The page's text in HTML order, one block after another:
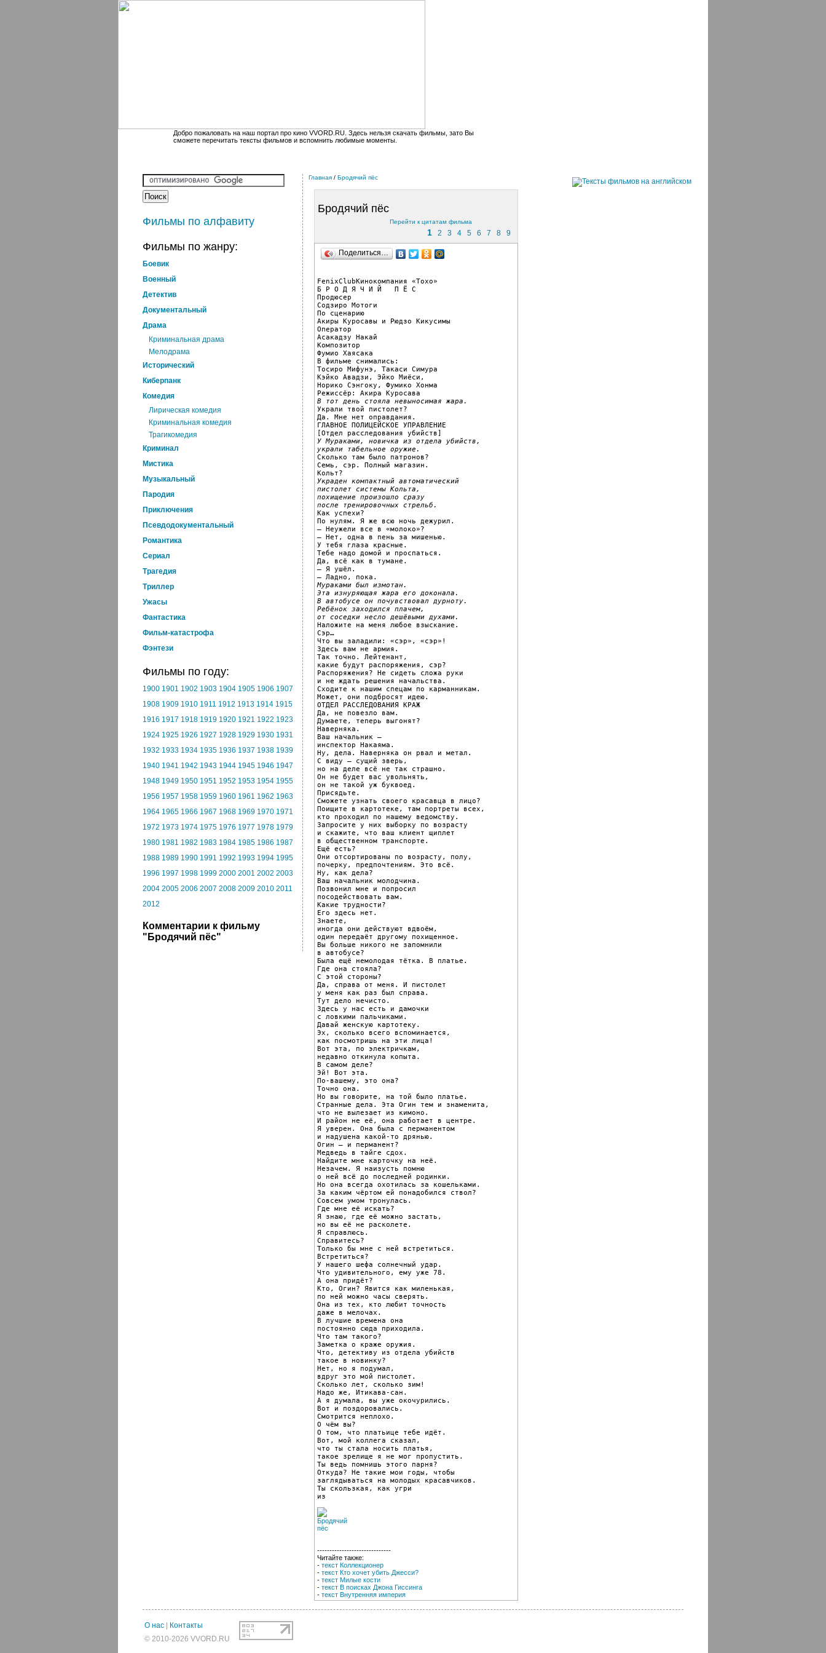
Добро пожаловать на наш портал про кино VVORD.RU. Здесь нельзя скачать фильмы, зато Вы
сможете перечитать тексты фильмов и вспомнить любимые моменты.
Фильмы по алфавиту
Фильмы по жанру:
Боевик
Военный
Детектив
Документальный
Драма
Криминальная драма
Мелодрама
Исторический
Киберпанк
Комедия
Лирическая комедия
Криминальная комедия
Трагикомедия
Криминал
Мистика
Музыкальный
Пародия
Приключения
Псевдодокументальный
Романтика
Cериал
Трагедия
Триллер
Ужасы
Фантастика
Фильм-катастрофа
Фэнтези
Фильмы по году:
1900 1901 1902 1903 1904 1905 1906 1907
1908 1909 1910 1911 1912 1913 1914 1915
1916 1917 1918 1919 1920 1921 1922 1923
1924 1925 1926 1927 1928 1929 1930 1931
1932 1933 1934 1935 1936 1937 1938 1939
1940 1941 1942 1943 1944 1945 1946 1947
1948 1949 1950 1951 1952 1953 1954 1955
1956 1957 1958 1959 1960 1961 1962 1963
1964 1965 1966 1967 1968 1969 1970 1971
1972 1973 1974 1975 1976 1977 1978 1979
1980 1981 1982 1983 1984 1985 1986 1987
1988 1989 1990 1991 1992 1993 1994 1995
1996 1997 1998 1999 2000 2001 2002 2003
2004 2005 2006 2007 2008 2009 2010 2011
2012
Комментарии к фильму
"Бродячий пёс"
Главная / Бродячий пёс
Бродячий пёс
Перейти к цитатам фильма
1 2 3 4 5 6 7 8 9
Поделиться…
FenixClubКинокомпания «Тохо»
Б Р О Д Я Ч И Й   П Ё С
Продюсер
Содзиро Мотоги
По сценарию
Акиры Куросавы и Рюдзо Кикусимы
Оператор
Асакадзу Накай
Композитор
Фумио Хаясака
В фильме снимались:
Тосиро Мифунэ, Такаси Симура
Кэйко Авадзи, Эйко Миёси,
Норико Сэнгоку, Фумико Хонма
В тот день стояла невыносимая жара.
Украли твой пистолет?
Да. Мне нет оправдания.
ГЛАВНОЕ ПОЛИЦЕЙСКОЕ УПРАВЛЕНИЕ
У Мураками, новичка из отдела убийств,
украли табельное оружие.
Сколько там было патронов?
Семь, сэр. Полный магазин.
Украден компактный автоматический
пистолет системы Кольта,
похищение произошло сразу
после тренировочных стрельб.
Как успехи?
По нулям. Я же всю ночь дежурил.
– Неужели все в «молоко»?
– Нет, одна в пень за мишенью.
У тебя глаза красные.
Тебе надо домой и проспаться.
Да, всё как в тумане.
– Я ушёл.
Мураками был измотан.
Эта изнуряющая жара его доконала.
В автобусе он почувствовал дурноту.
Ребёнок заходился плачем,
от соседки несло дешёвыми духами.
Наложите на меня любое взыскание.
Сэр…
Что вы заладили: «сэр», «сэр»!
Здесь вам не армия.
Так точно. Лейтенант,
какие будут распоряжения, сэр?
Распоряжения? Не сидеть сложа руки
и не ждать решения начальства.
Сходите к нашим спецам по карманникам.
Может, они подбросят идею.
ОТДЕЛ РАССЛЕДОВАНИЯ КРАЖ
Да, не повезло вам.
Думаете, теперь выгонят?
Наверняка.
Ваш начальник –
инспектор Накаяма.
Ну, дела. Наверняка он рвал и метал.
С виду – сущий зверь,
но на деле всё не так страшно.
Он не будет вас увольнять,
он не такой уж буквоед.
Присядьте.
Сможете узнать своего красавца в лицо?
Поищите в картотеке, там портреты всех,
кто проходил по нашему ведомству.
Запросите у них выборку по возрасту
и скажите, что ваш клиент щиплет
в общественном транспорте.
Ещё есть?
Они отсортированы по возрасту, полу,
почерку, предпочтениям. Это всё.
Ну, как дела?
Ваш начальник молодчина.
Позвонил мне и попросил
посодействовать вам.
Какие трудности?
Его здесь нет.
Знаете,
иногда они действуют вдвоём,
один передаёт другому похищенное.
Вы больше никого не запомнили
в автобусе?
Была ещё немолодая тётка. В платье.
Где она стояла?
С этой стороны?
Да, справа от меня. И пистолет
у меня как раз был справа.
Тут дело нечисто.
Здесь у нас есть и дамочки
с ловкими пальчиками.
Давай женскую картотеку.
Эх, сколько всего вспоминается,
как посмотришь на эти лица!
Вот эта, по электричкам,
недавно откинула копыта.
В самом деле?
Эй! Вот эта.
По-вашему, это она?
Точно она.
Но вы говорите, на той было платье.
Странные дела. Эта Огин тем и знаменита,
что не вылезает из кимоно.
И район не её, она работает в центре.
Я уверен. Она была с перманентом
и надушена какой-то дрянью.
Огин – и перманент?
Медведь в тайге сдох.
Найдите мне карточку на неё.
Незачем. Я наизусть помню
о ней всё до последней родинки.
Но она всегда охотилась за кошельками.
За каким чёртом ей понадобился ствол?
Совсем умом тронулась.
Где мне её искать?
Я знаю, где её можно застать,
но вы её не расколете.
Я справлюсь.
Справитесь?
Только бы мне с ней встретиться.
Встретиться?
У нашего шефа солнечный удар.
Что удивительного, ему уже 78.
А она придёт?
Кто, Огин? Явится как миленькая,
по ней можно часы сверять.
Она из тех, кто любит точность
даже в мелочах.
В лучшие времена она
постоянно сюда приходила.
Что там такого?
Заметка о краже оружия.
Что, детективу из отдела убийств
такое в новинку?
Нет, но я подумал,
вдруг это мой пистолет.
Сколько лет, сколько зим!
Надо же, Итикава-сан.
А я думала, вы уже окочурились.
Вот и поздоровались.
Смотрится неплохо.
О чём вы?
О том, что платьице тебе идёт.
Вот, мой коллега сказал,
что ты стала носить платья,
такое зрелище я не мог пропустить.
Ты ведь помнишь этого парня?
Откуда? Не такие мои годы, чтобы
заглядываться на молодых красавчиков.
Ты скользкая, как угри
из
------------------------------
Читайте также:
- текст Коллекционер
- текст Кто хочет убить Джесси?
- текст Милые кости
- текст В поисках Джона Гиссинга
- текст Внутренняя империя
О нас
Контакты
© 2010-2026 VVORD.RU